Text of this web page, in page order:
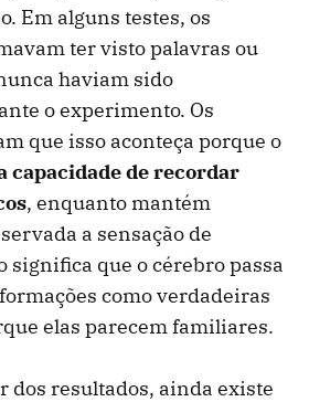
Em alguns testes, os
ter visto palavras ou
haviam sido
o experimento. Os
que isso aconteça porque o
capacidade de recordar
, enquanto mantém
a sensação de
que o cérebro passa
como verdadeiras
elas parecem familiares.
dos resultados, ainda existe